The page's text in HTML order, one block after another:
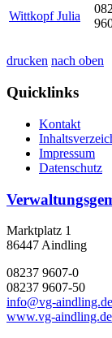
Wittkopf Julia
drucken nach oben
Quicklinks
Kontakt
Impressum
Datenschutz
Marktplatz 1
86447 Aindling
08237 9607-0
08237 9607-50
info@vg-aindling.de
www.vg-aindling.de